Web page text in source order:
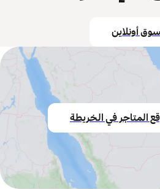
أونلاين
المتاجر في الخريطة